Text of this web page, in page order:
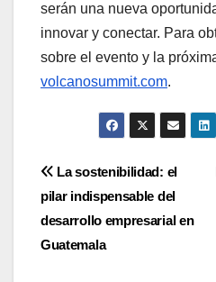
serán una nueva
innovar y conectar. Para
sobre el evento y la
volcanosummit.com.
Navegación
de
entradas
La sostenibilidad: el
pilar indispensable del
desarrollo empresarial en
Guatemala